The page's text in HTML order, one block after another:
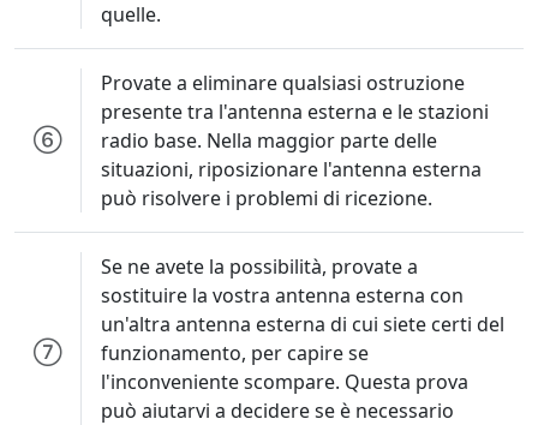
quelle.
Provate a eliminare qualsiasi ostruzione
presente tra l'antenna esterna e le stazioni
radio base. Nella maggior parte delle
situazioni, riposizionare l'antenna esterna
può risolvere i problemi di ricezione.
Se ne avete la possibilità, provate a
sostituire la vostra antenna esterna con
un'altra antenna esterna di cui siete certi del
funzionamento, per capire se
l'inconveniente scompare. Questa prova
può aiutarvi a decidere se è necessario